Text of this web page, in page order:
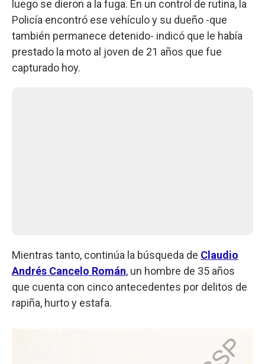
luego se dieron a la fuga. En un control de rutina, la
Policía encontró ese vehículo y su dueño -que
también permanece detenido- indicó que le había
prestado la moto al joven de 21 años que fue
capturado hoy.
Mientras tanto, continúa la búsqueda de Claudio
Andrés Cancelo Román, un hombre de 35 años
que cuenta con cinco antecedentes por delitos de
rapiña, hurto y estafa.